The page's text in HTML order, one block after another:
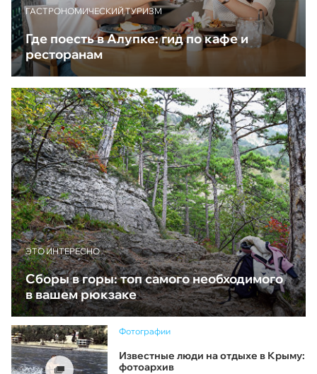
ГАСТРОНОМИЧЕСКИЙ ТУРИЗМ
Где поесть в Алупке: гид по кафе и
ресторанам
ЭТО ИНТЕРЕСНО
Сборы в горы: топ самого необходимого
в вашем рюкзаке
Фотографии
Известные люди на отдыхе в Крыму:
фотоархив